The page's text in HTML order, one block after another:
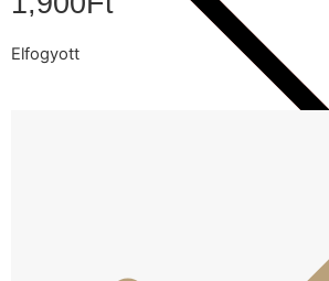
Elfogyott